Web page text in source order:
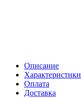
Описание
Характеристики
Оплата
Доставка